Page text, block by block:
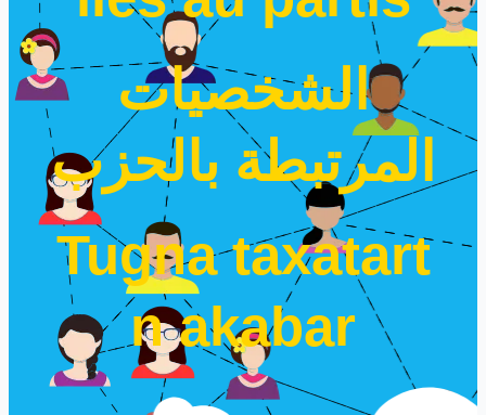
الشخصيات
المرتبطة بالحزب
Tugna taxatart
n akabar